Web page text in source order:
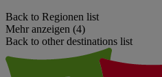
Back to Regionen list
Mehr anzeigen (4)
Back to other destinations list